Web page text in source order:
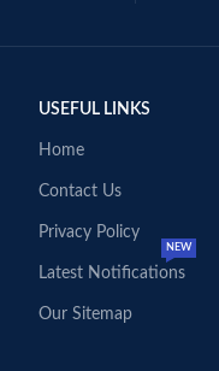
USEFUL LINKS
Home
Contact Us
Privacy Policy
Latest Notifications
NEW
Our Sitemap